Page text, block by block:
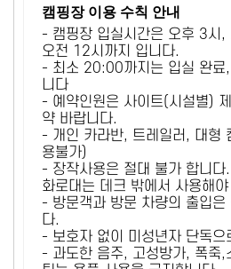
캠핑장 이용 수칙 안내
- 캠핑장 입실시간은 오후 3시,
오전 12시까지 입니다.
- 최소 20:00까지는 입실 완료
니다
- 예약인원은 사이트(시설별)
약 바랍니다.
- 개인 카라반, 트레일러, 대형
용불가)
- 장작사용은 절대 불가 합니다
화로대는 데크 밖에서 사용해
- 방문객과 방문 차량의 출입은
다.
- 보호자 없이 미성년자 단독으
- 과도한 음주, 고성방가, 폭죽,